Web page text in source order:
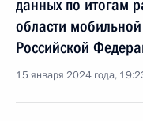
данных по итогам
области
Российской
15 января 2024 года,